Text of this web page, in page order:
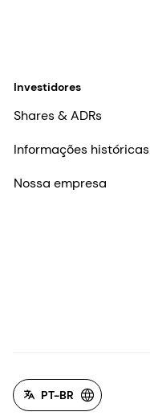
Investidores
Shares & ADRs
Informações históricas
Nossa empresa
PT-BR